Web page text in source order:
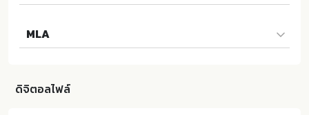
ดับธาตุอาหารหลักในดินและในใบยางพาราที่ปลูกในพื้นที่ด
อนและที่ลุ่ม. ม.ป.ท.:มหาวิทยาลัยสงขลานครินทร์; 10.1445
MLA
ลุ่ม. ม.ป.ท.:มหาวิทยาลัยสงขลานครินทร์, 2557. Print. 10.1
ดิจิตอลไฟล์